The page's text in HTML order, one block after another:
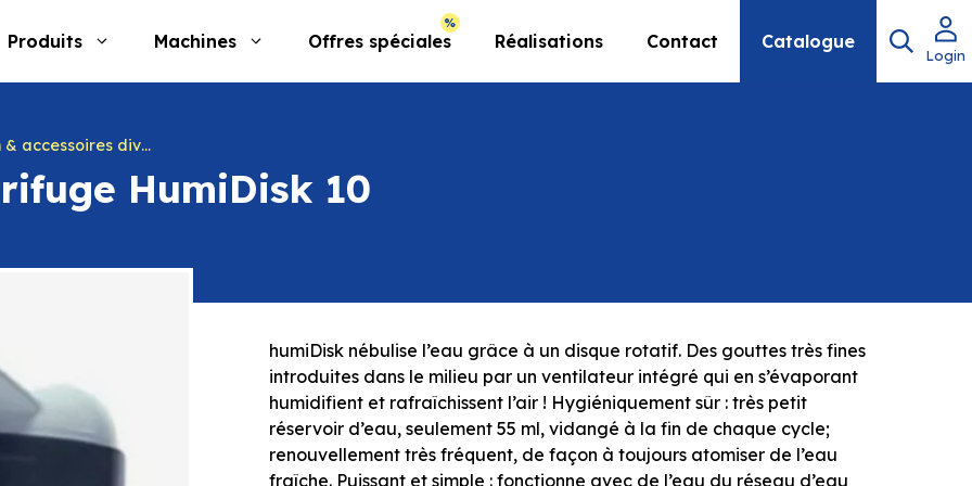
Produits Machines Offres spéciales Réalisations Contact Catalogue
Login
accessoires divers
HumiDisk 10
humiDisk nébulise l’eau grâce à un disque rotatif. Des gouttes très fines
introduites dans le milieu par un ventilateur intégré qui en s’évaporant
humidifient et rafraîchissent l’air ! Hygiéniquement sûr : très petit
réservoir d’eau, seulement 55 ml, vidangé à la fin de chaque cycle;
renouvellement très fréquent, de façon à toujours atomiser de l’eau
fraîche. Puissant et simple : fonctionne avec de l’eau du réseau d’eau